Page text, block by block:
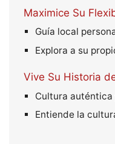
Maximice Su
Guía local
Explora a su
Vive Su Historia
Cultura
Entiende la